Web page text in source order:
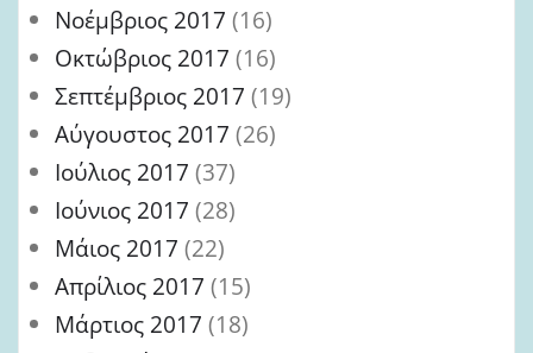
Νοέμβριος 2017 (16)
Οκτώβριος 2017 (16)
Σεπτέμβριος 2017 (19)
Αύγουστος 2017 (26)
Ιούλιος 2017 (37)
Ιούνιος 2017 (28)
Μάιος 2017 (22)
Απρίλιος 2017 (15)
Μάρτιος 2017 (18)